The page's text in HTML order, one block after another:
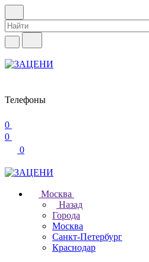
Телефоны
0
0
0
Москва
Назад
Города
Москва
Санкт-Петербург
Краснодар